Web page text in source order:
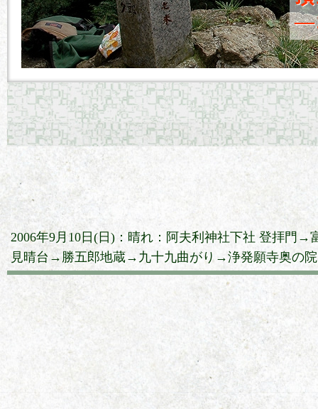
2006年9月10日(日)：晴れ：阿夫利神社下社 登拝
見晴台→勝五郎地蔵→九十九曲がり→浄発願寺奥の